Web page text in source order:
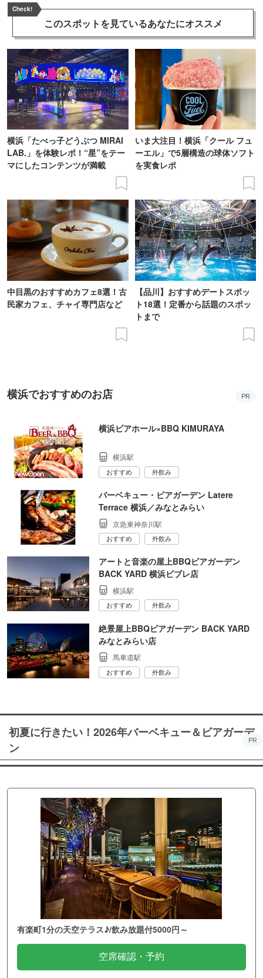
Check!
このスポットを見ているあなたにオススメ
横浜「たべっ子どうぶつ MIRAI
LAB.」を体験レポ！“星”をテー
マにしたコンテンツが満載
いま大注目！横浜「クール フュ
ーエル」で5層構造の球体ソフト
を実食レポ
中目黒のおすすめカフェ8選！古
民家カフェ、チャイ専門店など
【品川】おすすめデートスポッ
ト18選！定番から話題のスポッ
トまで
横浜でおすすめのお店 PR
横浜ビアホール×BBQ KIMURAYA
横浜駅
おすすめ 外飲み
バーベキュー・ビアガーデン Latere
Terrace 横浜／みなとみらい
京急東神奈川駅
おすすめ 外飲み
アートと音楽の屋上BBQビアガーデン
BACK YARD 横浜ビブレ店
横浜駅
おすすめ 外飲み
絶景屋上BBQビアガーデン BACK YARD
みなとみらい店
馬車道駅
おすすめ 外飲み
初夏に行きたい！2026年バーベキュー＆ビアガーデ
ン
PR
有楽町1分の天空テラス♪/飲み放題付5000円～
空席確認・予約